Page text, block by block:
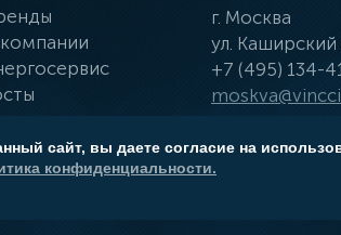
и доставка
г. Москва
ул. Каширский
+7 (495) 134-
сайт, вы даете согласие на
конфиденциальности.